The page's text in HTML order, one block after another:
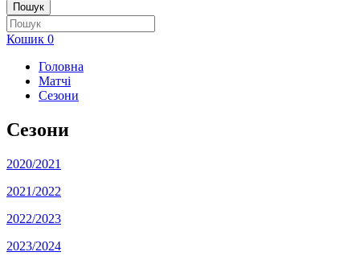
Пошук
Кошик 0
Головна
Матчі
Сезони
Сезони
2020/2021
2021/2022
2022/2023
2023/2024